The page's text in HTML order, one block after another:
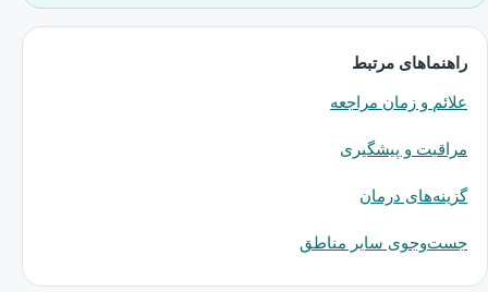
راهنماهای مرتبط
علائم و زمان مراجعه
مراقبت و پیشگیری
گزینه‌های درمان
جست‌وجوی سایر مناطق